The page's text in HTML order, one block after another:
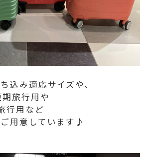
込み適応サイズや、
旅行用や
行用など
用意しています♪